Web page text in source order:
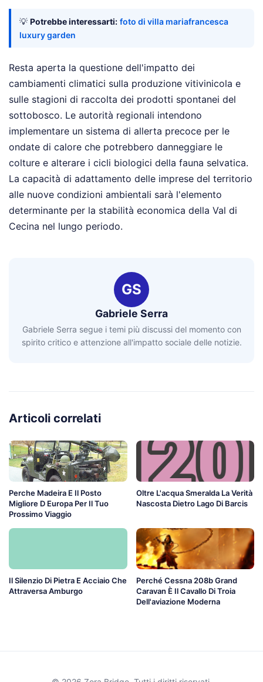
💡 Potrebbe interessarti: foto di villa mariafrancesca
luxury garden
Resta aperta la questione dell'impatto dei
cambiamenti climatici sulla produzione vitivinicola e
sulle stagioni di raccolta dei prodotti spontanei del
sottobosco. Le autorità regionali intendono
implementare un sistema di allerta precoce per le
ondate di calore che potrebbero danneggiare le
colture e alterare i cicli biologici della fauna selvatica.
La capacità di adattamento delle imprese del territorio
alle nuove condizioni ambientali sarà l'elemento
determinante per la stabilità economica della Val di
Cecina nel lungo periodo.
GS
Gabriele Serra
Gabriele Serra segue i temi più discussi del momento con
spirito critico e attenzione all'impatto sociale delle notizie.
Articoli correlati
Perche Madeira E Il Posto
Migliore D Europa Per Il Tuo
Prossimo Viaggio
Oltre L'acqua Smeralda La Verità
Nascosta Dietro Lago Di Barcis
Il Silenzio Di Pietra E Acciaio Che
Attraversa Amburgo
Perché Cessna 208b Grand
Caravan È Il Cavallo Di Troia
Dell'aviazione Moderna